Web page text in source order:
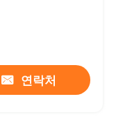
연락처